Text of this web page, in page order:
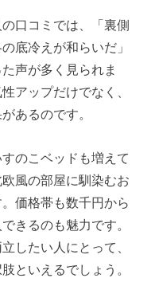
口コミでは、「裏側
底冷えが和らいだ」
声が多く見られま
アップだけでなく、
あるのです。
のこベッドも増えて
風の部屋に馴染むお
価格帯も数千円から
きるのも魅力です。
したい人にとって、
といえるでしょう。